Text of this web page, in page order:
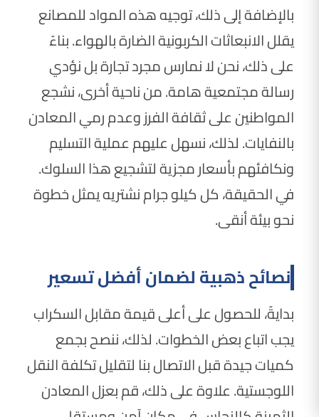
بالإضافة إلى ذلك، توجيه هذه المواد للمصانع
يقلل الانبعاثات الكربونية الضارة بالهواء. بناءً
على ذلك، نحن لا نمارس مجرد تجارة بل نؤدي
رسالة مجتمعية هامة. من ناحية أخرى، نشجع
المواطنين على ثقافة الفرز وعدم رمي المعادن
بالنفايات. لذلك، نسهل عليهم عملية التسليم
ونكافئهم بأسعار مجزية لتشجيع هذا السلوك.
في الحقيقة، كل كيلو جرام نشتريه يمثل خطوة
نحو بيئة أنقى.
نصائح ذهبية لضمان أفضل تسعير
بدايةً، للحصول على أعلى قيمة مقابل السكراب
يجب اتباع بعض الخطوات. لذلك، ننصح بجمع
كميات جيدة قبل الاتصال بنا لتقليل تكلفة النقل
اللوجستية. علاوة على ذلك، قم بعزل المعادن